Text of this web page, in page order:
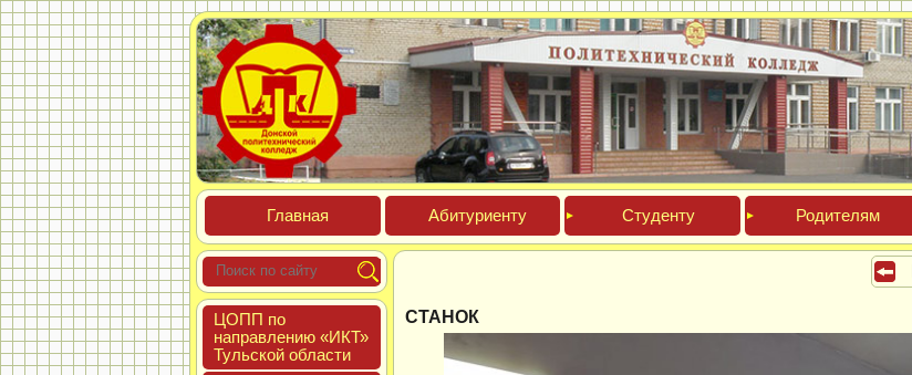
Глав­ная Аби­тури­ен­ту Сту­ден­ту Роди­телям
ЦОПП по
нап­равле­нию «ИКТ»
Туль­ской об­ласти
СТАНОК